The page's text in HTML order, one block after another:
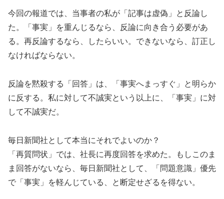
今回の報道では、当事者の私が「記事は虚偽」と反論し
た。「事実」を重んじるなら、反論に向き合う必要があ
る。再反論するなら、したらいい。できないなら、訂正し
なければならない。
反論を黙殺する「回答」は、「事実へまっすぐ」と明らか
に反する。私に対して不誠実という以上に、「事実」に対
して不誠実だ。
毎日新聞社として本当にそれでよいのか？
「再質問状」では、社長に再度回答を求めた。もしこのま
ま回答がないなら、毎日新聞社として、「問題意識」優先
で「事実」を軽んじている、と断定せざるを得ない。